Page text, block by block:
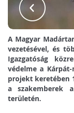
A Magyar
vezetésével, és
Igazgatóság
védelme a Kárpát-
projekt keretében
a szakemberek
területén.